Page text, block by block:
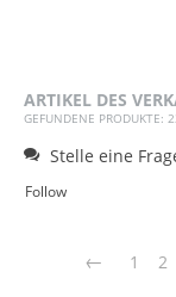
ARTIKEL DES
GEFUNDENE PRODUKTE:
Stelle eine
Follow
1 2